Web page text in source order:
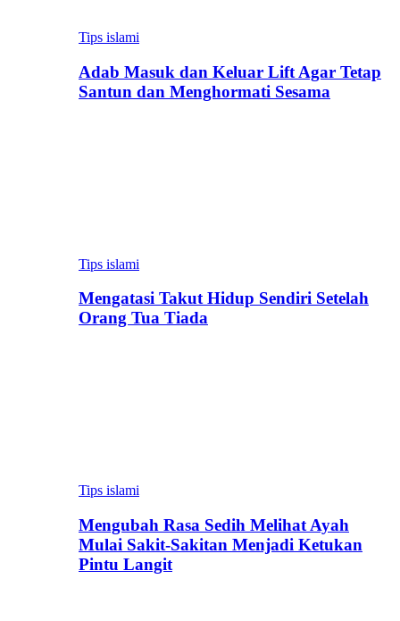
Tips islami
Adab Masuk dan Keluar Lift Agar Tetap
Santun dan Menghormati Sesama
Tips islami
Mengatasi Takut Hidup Sendiri Setelah
Orang Tua Tiada
Tips islami
Mengubah Rasa Sedih Melihat Ayah
Mulai Sakit-Sakitan Menjadi Ketukan
Pintu Langit